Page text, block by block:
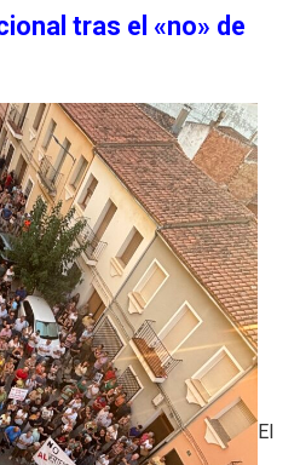
tras el «no» de
El